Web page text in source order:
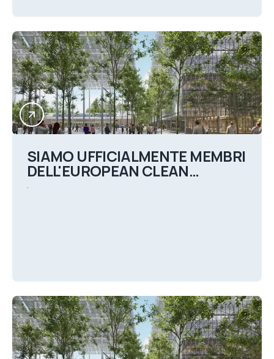
SIAMO UFFICIALMENTE MEMBRI
DELL'EUROPEAN CLEAN
HYDROGEN ALLIANCE
.